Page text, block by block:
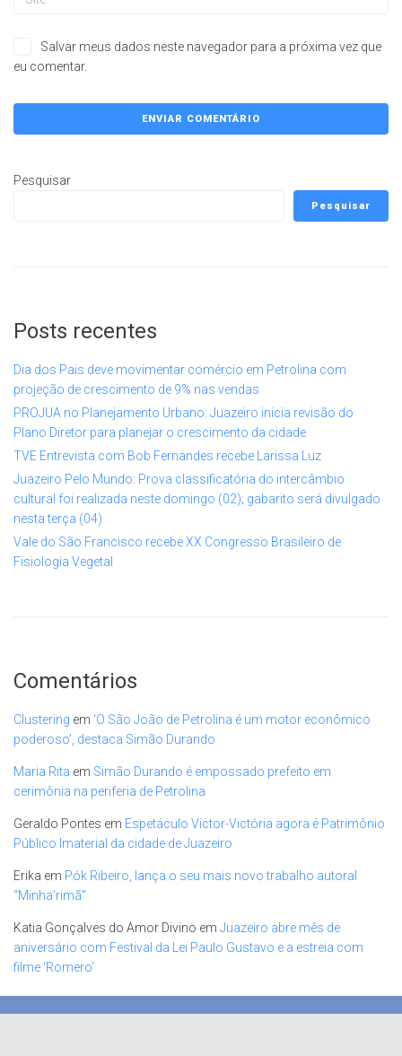
Salvar meus dados neste navegador para a próxima vez que
eu comentar.
Pesquisar
Pesquisar
Posts recentes
Dia dos Pais deve movimentar comércio em Petrolina com
projeção de crescimento de 9% nas vendas
PROJUA no Planejamento Urbano: Juazeiro inicia revisão do
Plano Diretor para planejar o crescimento da cidade
TVE Entrevista com Bob Fernandes recebe Larissa Luz
Juazeiro Pelo Mundo: Prova classificatória do intercâmbio
cultural foi realizada neste domingo (02); gabarito será divulgado
nesta terça (04)
Vale do São Francisco recebe XX Congresso Brasileiro de
Fisiologia Vegetal
Comentários
Clustering em ‘O São João de Petrolina é um motor econômico
poderoso’, destaca Simão Durando
Maria Rita em Simão Durando é empossado prefeito em
cerimônia na periferia de Petrolina
Geraldo Pontes em Espetáculo Victor-Victória agora é Patrimônio
Público Imaterial da cidade de Juazeiro
Erika em Pók Ribeiro, lança o seu mais novo trabalho autoral
“Minha’rimã”
Katia Gonçalves do Amor Divino em Juazeiro abre mês de
aniversário com Festival da Lei Paulo Gustavo e a estreia com
filme ‘Romero’